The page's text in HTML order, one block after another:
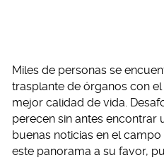
Miles de personas se
trasplante de órganos con
mejor calidad de vida.
perecen sin antes encontrar
buenas noticias en el
este panorama a su favor,